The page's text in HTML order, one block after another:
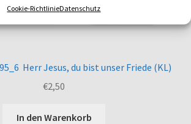
Cookie-RichtlinieDatenschutz
Herr Jesus, du bist unser Friede (KL)
€2,50
In den Warenkorb